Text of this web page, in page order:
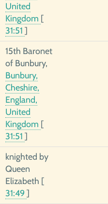
United
Kingdom [
31:51 ]
15th Baronet
of Bunbury,
Bunbury,
Cheshire,
England,
United
Kingdom [
31:51 ]
knighted by
Queen
Elizabeth [
31:49 ]